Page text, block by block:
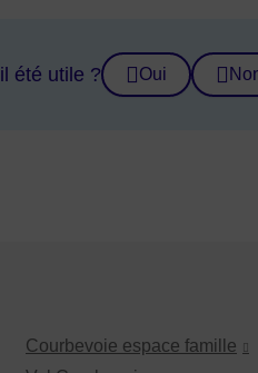
été utile ? Oui
Courbevoie espace famille